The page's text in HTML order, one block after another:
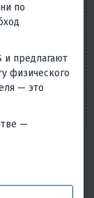
носит
может
товаров,
каких
определяемой
по
и предлагают
физического
— это
—